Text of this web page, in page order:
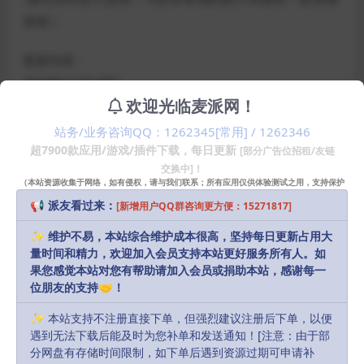
2024年12月18日
在本次更新中，您可以欣赏到来自梵高博物馆的新拼
图，其中既有现代数字插图，也有梵高和他的许多同时
代人的经典画作。莫奈，毕沙罗，卢梭，伯纳德，修拉
等等！
插画家Gaia Marfurt设计了一个新的奇妙的“冬季仙
境”画廊。
为了庆祝这些杰作，并欢迎新的到来，我们很高兴向您
介绍一个新的游戏名称…杰作
享受新的谜题，明年继续关注！
欢迎光临麦派网！
站务/业务咨询QQ：1262345[常用] / 1262346
超7900款应用/游戏/插件下载，每日更新 [部分广告位招租/友链
交换中]！
（本站资源收集于网络，如有侵权，请与我们联系；所有应用仅供体验测试之用，支持保护
📢 派友看过来： [新增用户QQ群咨询更方便：15271817]
✨ 维护不易，本站综合维护成本很高，坚持每日更新占用大
量时间和精力，欢迎加入会员支持本站更好服务所有人。如
果您感觉本站对您有帮助请加入会员或捐助本站，感谢每一
位朋友的支持🤝！
✨ 本站支持不注册直接下单，但强烈建议注册后下单，以便
遇到无法下载后能及时为您补单和发送通知！[注意：由于部
分网盘有存储时间限制，如下单后遇到资源过期可申请补